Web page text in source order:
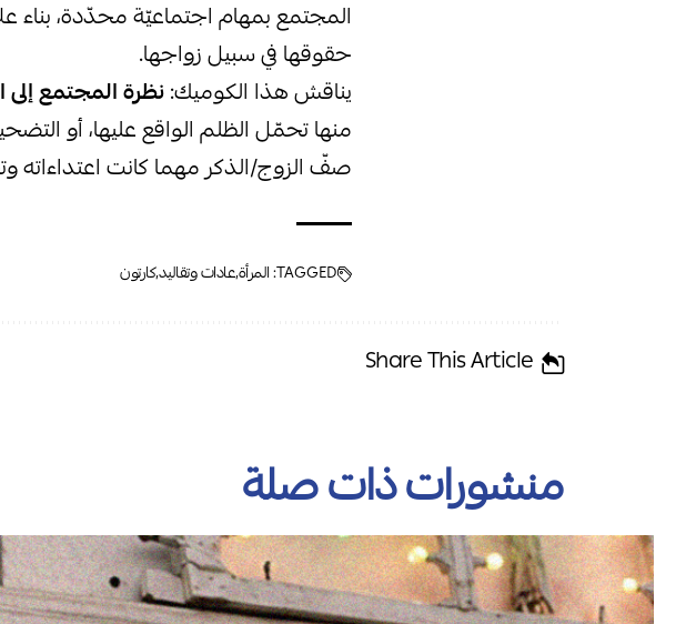
المجتمع بمهام اجتماعيّة محدّدة، بناء
حقوقها في سبيل زواجها.
يناقش هذا الكوميك:نظرة المجتمع
منها تحمّل الظلم الواقع عليها، أو
صفّ الزوج/الذكر مهما كانت اعتداءاته
TAGGED: المرأةعادات وتقاليدكارتون
Share This Article
منشورات ذات صلة